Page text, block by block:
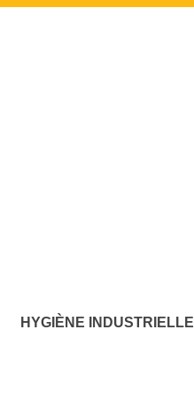
HYGIÈNE INDUSTRIELLE